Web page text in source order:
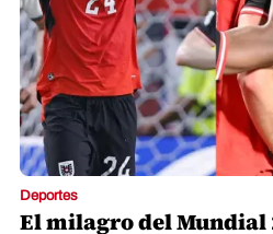
ÚLTIMAS NOTICIAS